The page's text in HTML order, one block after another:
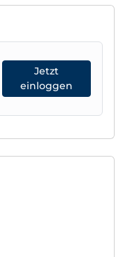
Jetzt
einloggen